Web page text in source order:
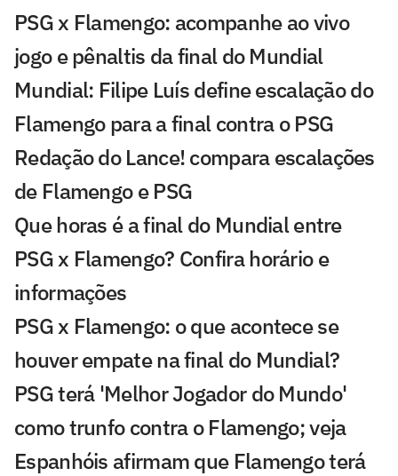
PSG x Flamengo: acompanhe ao vivo
jogo e pênaltis da final do Mundial
Mundial: Filipe Luís define escalação do
Flamengo para a final contra o PSG
Redação do Lance! compara escalações
de Flamengo e PSG
Que horas é a final do Mundial entre
PSG x Flamengo? Confira horário e
informações
PSG x Flamengo: o que acontece se
houver empate na final do Mundial?
PSG terá 'Melhor Jogador do Mundo'
como trunfo contra o Flamengo; veja
Espanhóis afirmam que Flamengo terá